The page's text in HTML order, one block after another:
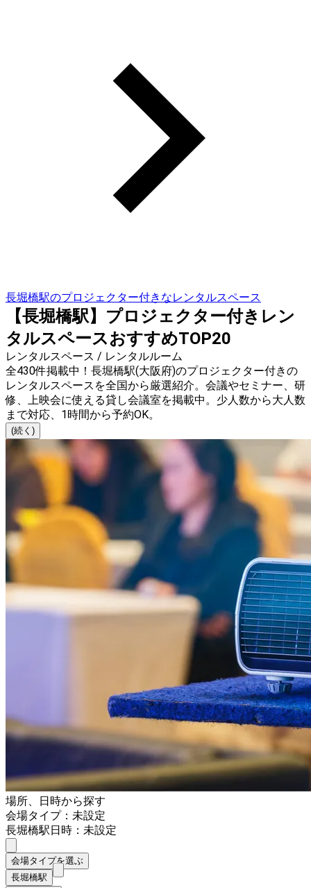
長堀橋駅のプロジェクター付きなレンタルスペース
【長堀橋駅】プロジェクター付きレン
タルスペースおすすめTOP20
レンタルスペース / レンタルルーム
全430件掲載中！長堀橋駅(大阪府)のプロジェクター付きの
レンタルスペースを全国から厳選紹介。会議やセミナー、研
修、上映会に使える貸し会議室を掲載中。少人数から大人数
まで対応、1時間から予約OK。
(続く)
場所、日時から探す
会場タイプ：未設定
長堀橋駅日時：未設定
会場タイプを選ぶ
長堀橋駅